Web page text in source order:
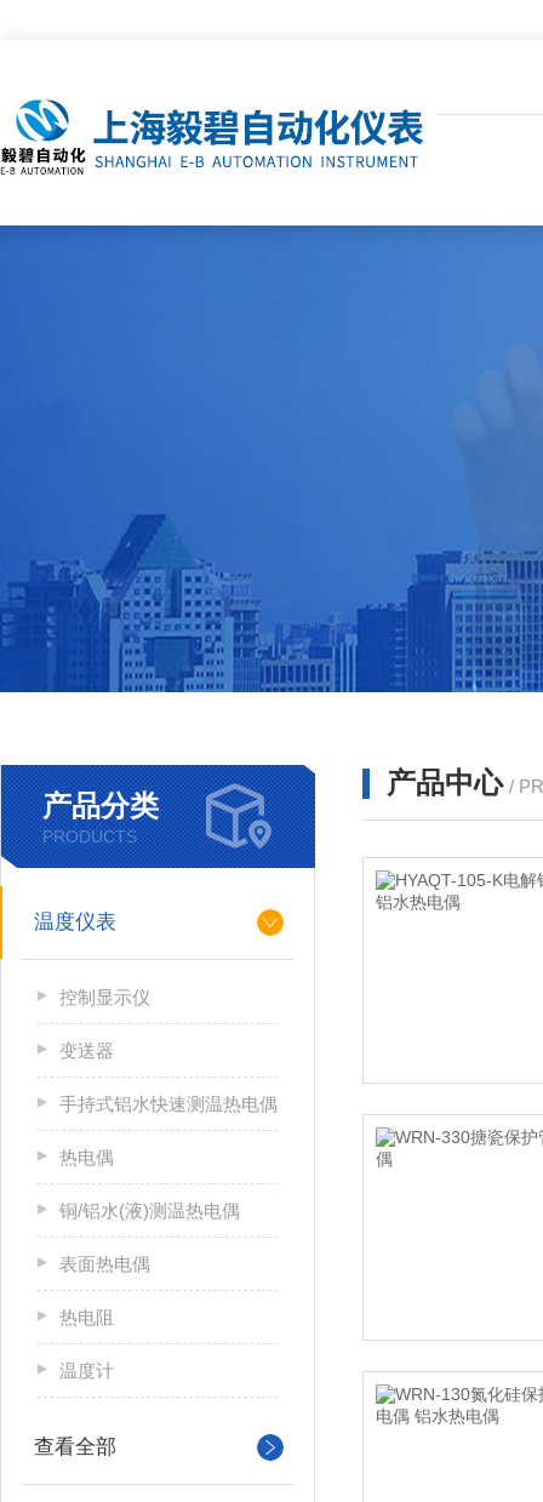
产品分类
PRODUCTS
温度仪表
控制显示仪
变送器
手持式铝水快速测温热电偶
热电偶
铜/铝水(液)测温热电偶
表面热电偶
热电阻
温度计
查看全部
产品中心 /